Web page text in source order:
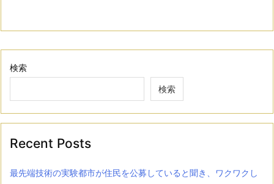
検索
検索
Recent Posts
最先端技術の実験都市が住民を公募していると聞き、ワクワクし